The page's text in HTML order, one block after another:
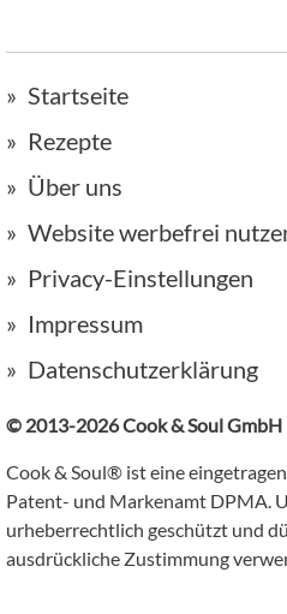
Startseite
Rezepte
Über uns
Website werbefrei
Privacy-Einstellungen
Impressum
Datenschutzerklärung
© 2013-2026 Cook & Soul GmbH
Cook & Soul® ist eine
Patent- und Markenamt DPMA.
urheberrechtlich geschützt und
ausdrückliche Zustimmung